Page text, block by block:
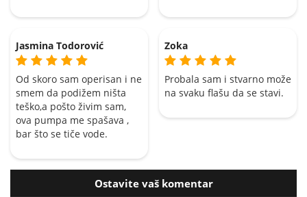
Jasmina Todorović
Od skoro sam operisan i ne
smem da podižem ništa
teško,a pošto živim sam,
ova pumpa me spašava ,
bar što se tiče vode.
Zoka
Probala sam i stvarno može
na svaku flašu da se stavi.
Ostavite vaš komentar